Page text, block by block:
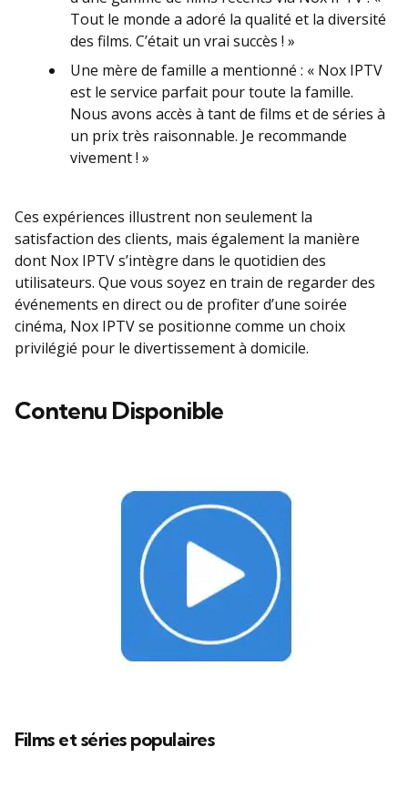
Tout le monde a adoré la qualité et la diversité
des films. C’était un vrai succès ! »
Une mère de famille a mentionné : « Nox IPTV
est le service parfait pour toute la famille.
Nous avons accès à tant de films et de séries à
un prix très raisonnable. Je recommande
vivement ! »
Ces expériences illustrent non seulement la
satisfaction des clients, mais également la manière
dont Nox IPTV s’intègre dans le quotidien des
utilisateurs. Que vous soyez en train de regarder des
événements en direct ou de profiter d’une soirée
cinéma, Nox IPTV se positionne comme un choix
privilégié pour le divertissement à domicile.
Contenu Disponible
Films et séries populaires